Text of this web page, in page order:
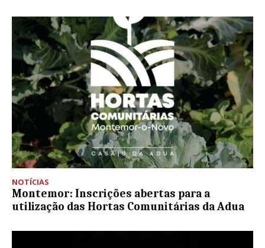
NOTÍCIAS
Montemor: Inscrições abertas para a
utilização das Hortas Comunitárias da Adua